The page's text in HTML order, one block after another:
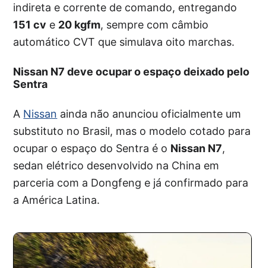
indireta e corrente de comando, entregando
151 cv e 20 kgfm, sempre com câmbio
automático CVT que simulava oito marchas.
Nissan N7 deve ocupar o espaço deixado pelo
Sentra
A Nissan ainda não anunciou oficialmente um
substituto no Brasil, mas o modelo cotado para
ocupar o espaço do Sentra é o Nissan N7,
sedan elétrico desenvolvido na China em
parceria com a Dongfeng e já confirmado para
a América Latina.